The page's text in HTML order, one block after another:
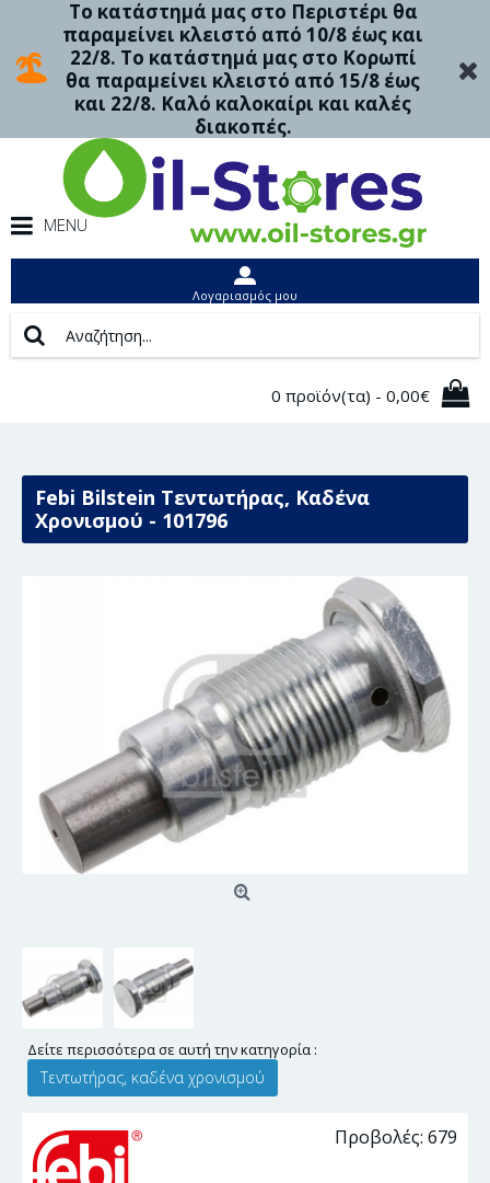
Το κατάστημά μας στο Περιστέρι θα
παραμείνει κλειστό από 10/8 έως και
22/8. Το κατάστημά μας στο Κορωπί
θα παραμείνει κλειστό από 15/8 έως
και 22/8. Καλό καλοκαίρι και καλές
διακοπές.
MENU
Λογαριασμός μου
0 προϊόν(τα) - 0,00€
Febi Bilstein Τεντωτήρας, Καδένα
Χρονισμού - 101796
Δείτε περισσότερα σε αυτή την κατηγορία :
Τεντωτήρας, καδένα χρονισμού
Προβολές: 679